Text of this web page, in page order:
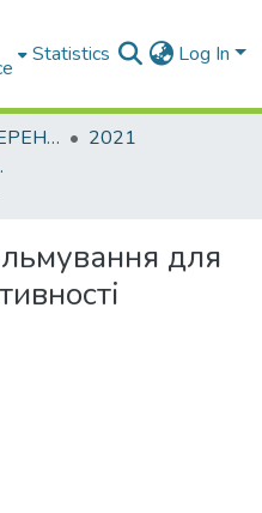
Statistics Log In
МАТЕРІАЛИ КОНФЕРЕНЦІЙ
2021
фахівців
для